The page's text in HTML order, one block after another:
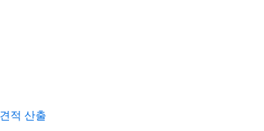
적 산출